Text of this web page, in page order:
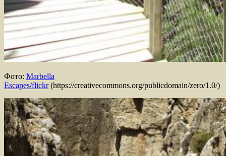
Фото: Marbella
Escapes/flickr(https://creativecommons.org/publicdomain/zero/1.0/)